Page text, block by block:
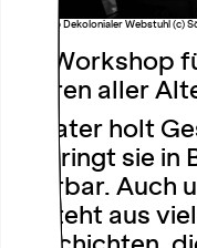
Workshop Dekolonialer Webstuhl (c)
Ein Workshop
Jahren aller
Theater holt
Es bringt sie in
spürbar. Auch
besteht aus